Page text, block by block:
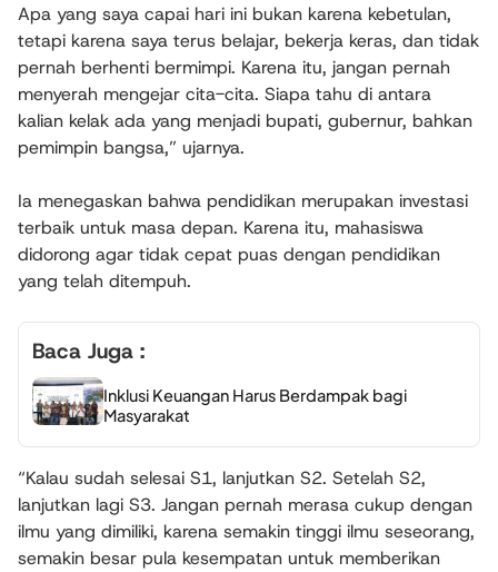
Apa yang saya capai hari ini bukan karena kebetulan,
tetapi karena saya terus belajar, bekerja keras, dan tidak
pernah berhenti bermimpi. Karena itu, jangan pernah
menyerah mengejar cita-cita. Siapa tahu di antara
kalian kelak ada yang menjadi bupati, gubernur, bahkan
pemimpin bangsa,” ujarnya.
Ia menegaskan bahwa pendidikan merupakan investasi
terbaik untuk masa depan. Karena itu, mahasiswa
didorong agar tidak cepat puas dengan pendidikan
yang telah ditempuh.
Baca Juga :
Inklusi Keuangan Harus Berdampak bagi
Masyarakat
“Kalau sudah selesai S1, lanjutkan S2. Setelah S2,
lanjutkan lagi S3. Jangan pernah merasa cukup dengan
ilmu yang dimiliki, karena semakin tinggi ilmu seseorang,
semakin besar pula kesempatan untuk memberikan